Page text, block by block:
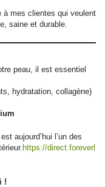
à mes clientes qui veulent
saine et durable.
peau, il est essentiel
hydratation, collagène)
aujourd’hui l’un des
https://direct.foreverl
!